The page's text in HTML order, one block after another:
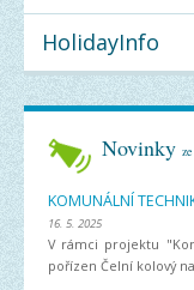
HolidayInfo
Novinky
KOMUNÁLNÍ
16. 5. 2025
V rámci projektu
pořízen Čelní kolový